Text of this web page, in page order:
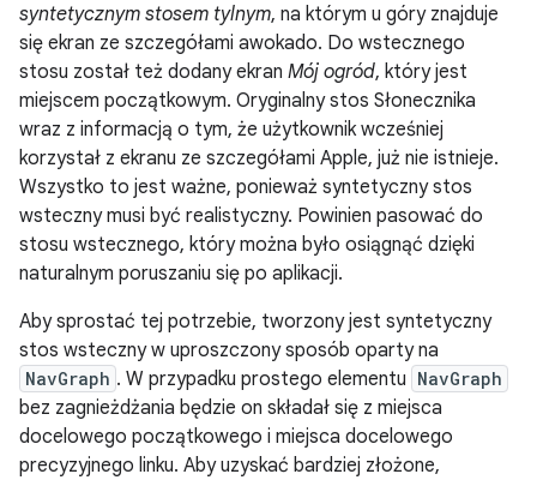
syntetycznym stosem tylnym, na którym u góry znajduje
się ekran ze szczegółami awokado. Do wstecznego
stosu został też dodany ekran Mój ogród, który jest
miejscem początkowym. Oryginalny stos Słonecznika
wraz z informacją o tym, że użytkownik wcześniej
korzystał z ekranu ze szczegółami Apple, już nie istnieje.
Wszystko to jest ważne, ponieważ syntetyczny stos
wsteczny musi być realistyczny. Powinien pasować do
stosu wstecznego, który można było osiągnąć dzięki
naturalnym poruszaniu się po aplikacji.
Aby sprostać tej potrzebie, tworzony jest syntetyczny
stos wsteczny w uproszczony sposób oparty na
NavGraph . W przypadku prostego elementu NavGraph
bez zagnieżdżania będzie on składał się z miejsca
docelowego początkowego i miejsca docelowego
precyzyjnego linku. Aby uzyskać bardziej złożone,